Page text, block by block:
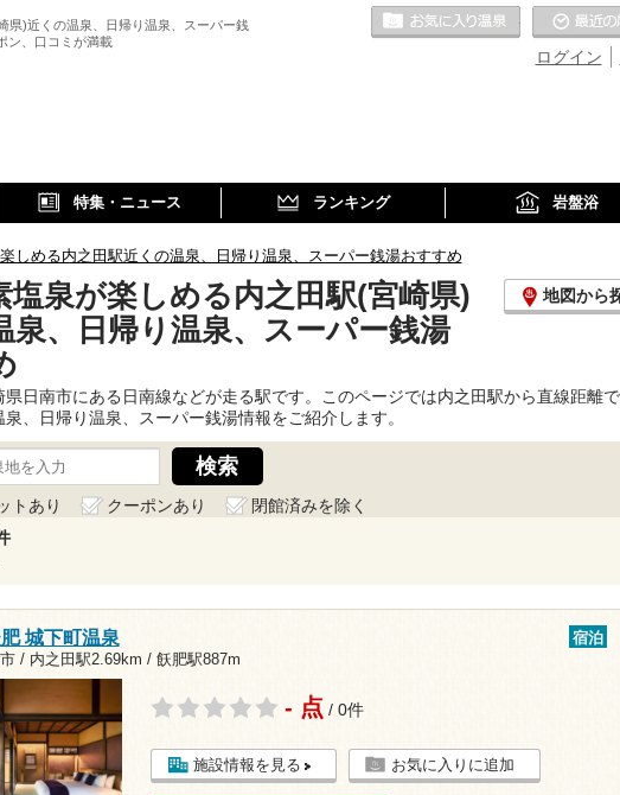
県)近くの温泉、日帰り温泉、スーパー銭
ン、口コミが満載
ログイン
お気に入りの
特集・ニュース ランキング 岩盤浴
しめる内之田駅近くの温泉、日帰り温泉、スーパー銭湯おすすめ
塩泉が楽しめる内之田駅(宮崎県)
泉、日帰り温泉、スーパー銭湯
地図から
県日南市にある日南線などが走る駅です。このページでは内之田駅から直線距離
、日帰り温泉、スーパー銭湯情報をご紹介します。
トあり クーポンあり
閉館済みを除く
城下町温泉
/ 内之田駅2.69km / 飫肥駅887m
宿泊
- 点 / 0件
施設情報を見る お気に入りに追加